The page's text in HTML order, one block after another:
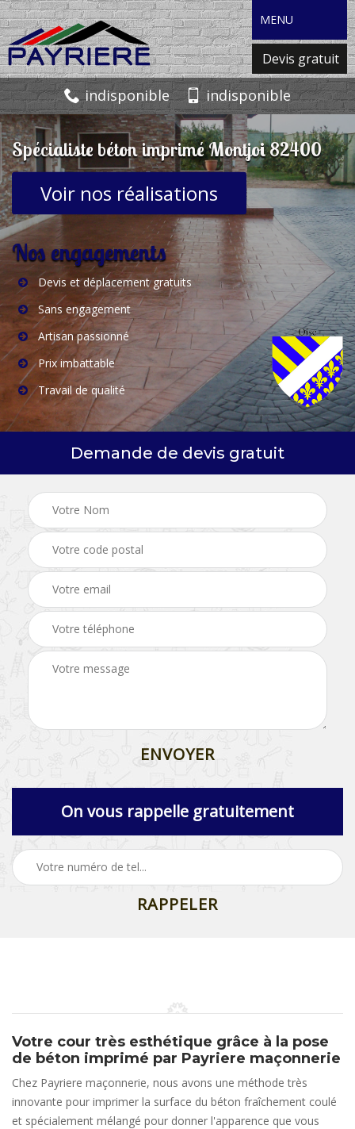
MENU
Devis gratuit
indisponible indisponible
Spécialiste béton imprimé Montjoi 82400
Voir nos réalisations
Nos engagements
Devis et déplacement gratuits
Sans engagement
Artisan passionné
Prix imbattable
Travail de qualité
Demande de devis gratuit
On vous rappelle gratuitement
Votre cour très esthétique grâce à la pose
de béton imprimé par Payriere maçonnerie
Chez Payriere maçonnerie, nous avons une méthode très
innovante pour imprimer la surface du béton fraîchement coulé
et spécialement mélangé pour donner l'apparence que vous